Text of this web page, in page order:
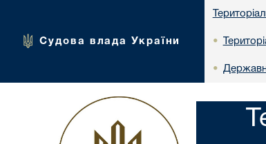
Судова влада України •
•